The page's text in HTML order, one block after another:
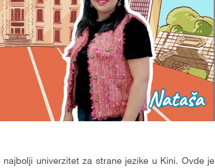
univerzitet za strane jezike u Kini. Ovde je